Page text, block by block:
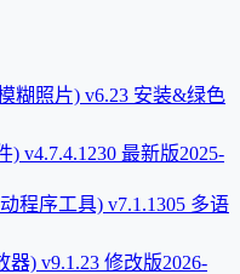
糊照片) v6.23 安装&绿色
v4.7.4.1230 最新版2025-
程序工具) v7.1.1305 多语
器) v9.1.23 修改版2026-